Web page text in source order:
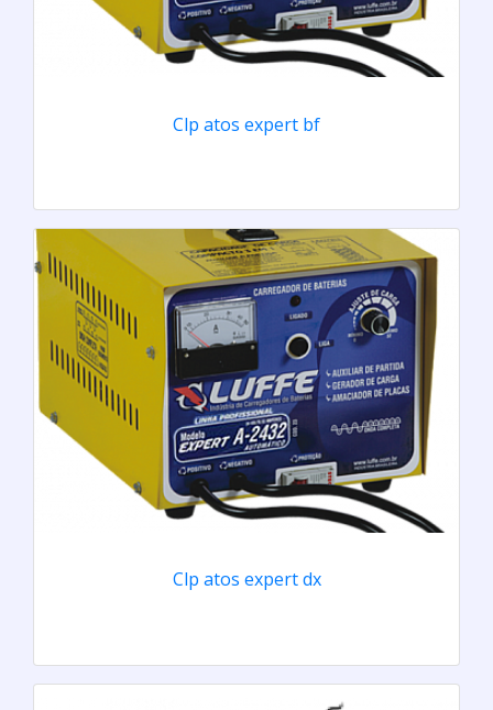
Clp atos expert bf
Clp atos expert dx